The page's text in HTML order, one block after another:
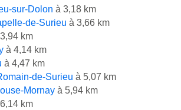
sur-Dolon à 3,18 km
de-Surieu à 3,66 km
km
à 4,14 km
à 4,47 km
de-Surieu à 5,07 km
Mornay à 5,94 km
km